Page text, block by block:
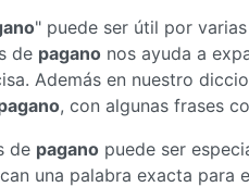
" puede ser útil por
de pagano nos ayuda a
Además en nuestro
, con algunas frases
de pagano puede ser
una palabra exacta para